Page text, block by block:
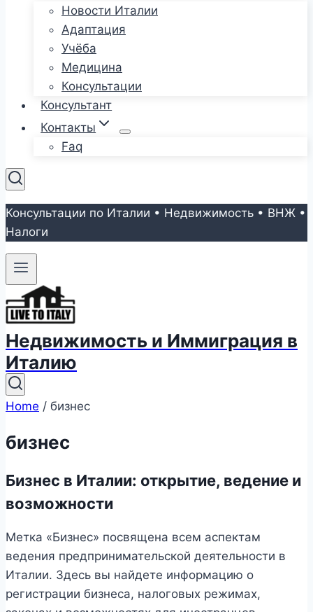
Новости Италии
Адаптация
Учёба
Медицина
Консультации
Консультант
Контакты
Faq
Консультации по Италии • Недвижимость • ВНЖ •
Налоги
Недвижимость и Иммиграция в
Италию
Home / бизнес
бизнес
Бизнес в Италии: открытие, ведение и
возможности
Метка «Бизнес» посвящена всем аспектам
ведения предпринимательской деятельности в
Италии. Здесь вы найдете информацию о
регистрации бизнеса, налоговых режимах,